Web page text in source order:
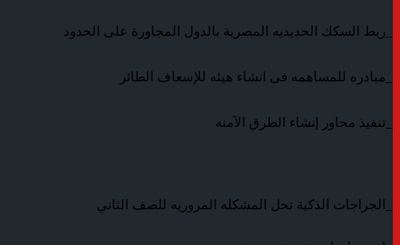
_ربط السكك الحديديه المصرية بالدول المجاورة على الحدود
_مبادره للمساهمه فى انشاء هيئه للإسعاف الطائر
_تنفيذ محاور إنشاء الطرق الآمنه
_الجراجات الذكية تحل المشكله المروريه للصف الثاني